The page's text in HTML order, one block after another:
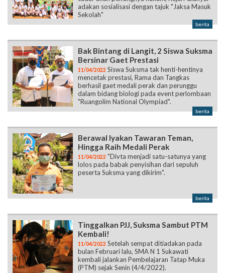
adakan sosialisasi dengan tajuk "Jaksa Masuk
Sekolah"
berita
Bak Bintang di Langit, 2 Siswa Suksma
Bersinar Gaet Prestasi
11/04/2022 Siswa Suksma tak henti-hentinya
mencetak prestasi, Rama dan Tangkas
berhasil gaet medali perak dan perunggu
dalam bidang biologi pada event perlombaan
"Ruangolim National Olympiad".
berita
Berawal Iyakan Tawaran Teman,
Hingga Raih Medali Perak
11/04/2022 "Divta menjadi satu-satunya yang
lolos pada babak penyisihan dari sepuluh
peserta Suksma yang dikirim".
berita
Tinggalkan PJJ, Suksma Sambut PTM
Kembali!
11/04/2022 Setelah sempat ditiadakan pada
bulan Februari lalu, SMA N 1 Sukawati
kembali jalankan Pembelajaran Tatap Muka
(PTM) sejak Senin (4/4/2022).